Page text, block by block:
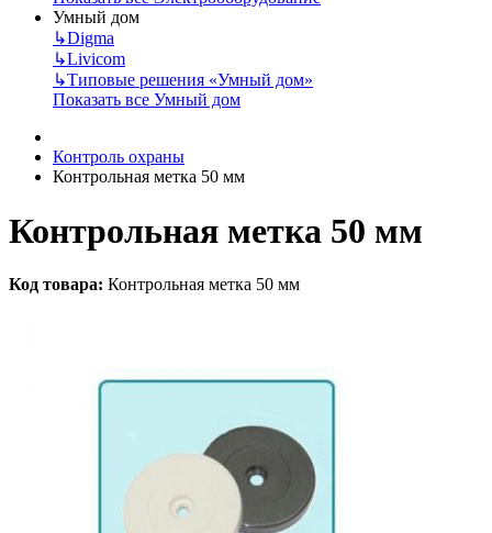
Умный дом
↳Digma
↳Livicom
↳Типовые решения «Умный дом»
Показать все Умный дом
Контроль охраны
Контрольная метка 50 мм
Контрольная метка 50 мм
Код товара: Контрольная метка 50 мм